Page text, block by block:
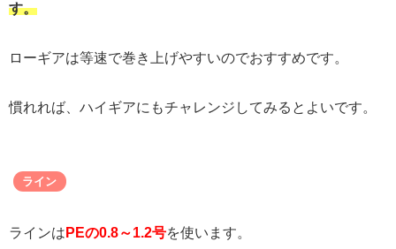
す。
ローギアは等速で巻き上げやすいのでおすすめです。
慣れれば、ハイギアにもチャレンジしてみるとよいです。
ライン
ラインは PEの0.8～1.2号を使います。